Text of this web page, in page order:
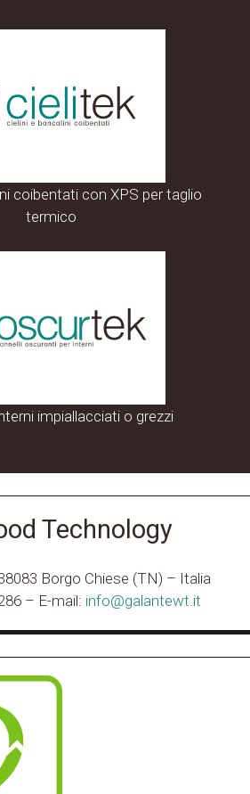
coibentati con XPS per taglio
termico
impiallacciati o grezzi
Technology
Borgo Chiese (TN) – Italia
– E-mail: info@galantewt.it